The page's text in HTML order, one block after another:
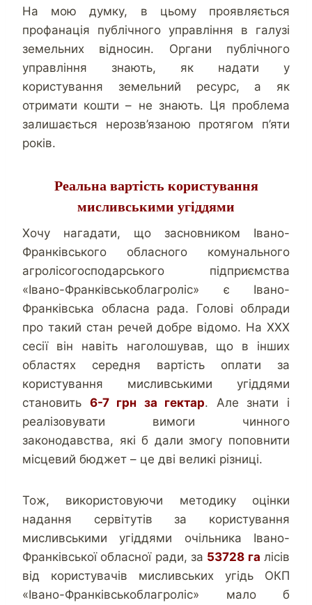
На мою думку, в цьому проявляється
профанація публічного управління в галузі
земельних відносин. Органи публічного
управління знають, як надати у
користування земельний ресурс, а як
отримати кошти – не знають. Ця проблема
залишається нерозв’язаною протягом п’яти
років.
Реальна вартість користування
мисливськими угіддями
Хочу нагадати, що засновником Івано-
Франківського обласного комунального
агролісогосподарського підприємства
«Івано-Франківськоблагроліс» є Івано-
Франківська обласна рада. Голові облради
про такий стан речей добре відомо. На ХХХ
сесії він навіть наголошував, що в інших
областях середня вартість оплати за
користування мисливськими угіддями
становить 6-7 грн за гектар. Але знати і
реалізовувати вимоги чинного
законодавства, які б дали змогу поповнити
місцевий бюджет – це дві великі різниці.
Тож, використовуючи методику оцінки
надання сервітутів за користування
мисливськими угіддями очільника Івано-
Франківської обласної ради, за 53728 га лісів
від користувачів мисливських угідь ОКП
«Івано-Франківськоблагроліс» мало б